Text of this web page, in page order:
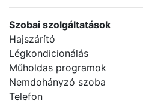
Szobai szolgáltatások
Hajszárító
Légkondicionálás
Műholdas programok
Nemdohányzó szoba
Telefon